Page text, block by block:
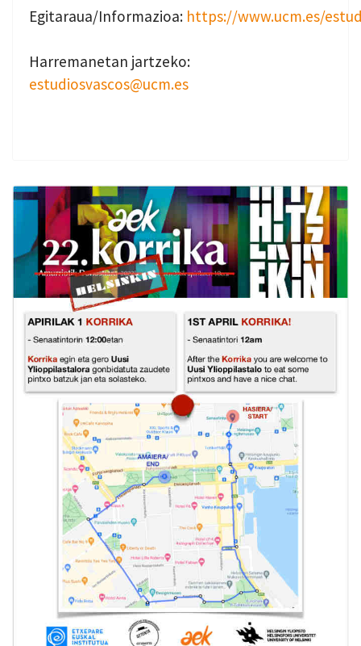
Egitaraua/Informazioa: https://www.ucm.es/
Harremanetan jartzeko:
estudiosvascos@ucm.es